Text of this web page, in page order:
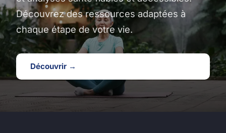
Découvrez des ressources adaptées à
chaque étape de votre vie.
Découvrir →